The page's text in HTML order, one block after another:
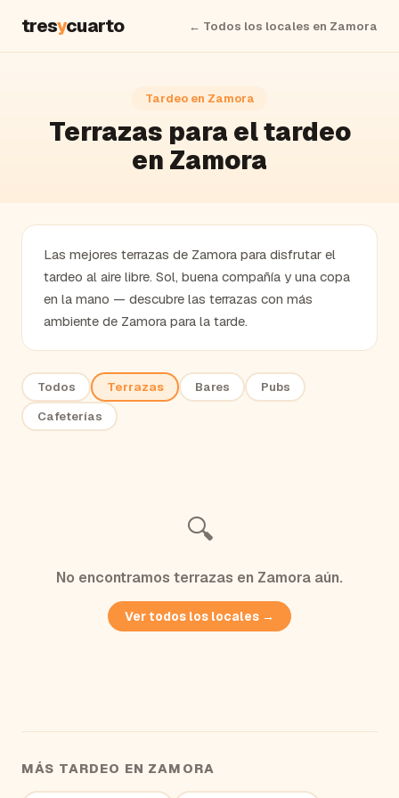
tresycuarto ← Todos los locales en Zamora
Tardeo en Zamora
Terrazas para el tardeo
en Zamora
Las mejores terrazas de Zamora para disfrutar el
tardeo al aire libre. Sol, buena compañía y una copa
en la mano — descubre las terrazas con más
ambiente de Zamora para la tarde.
Todos Terrazas Bares
Pubs
Cafeterías
🔍
No encontramos terrazas en Zamora aún.
Ver todos los locales →
MÁS TARDEO EN ZAMORA